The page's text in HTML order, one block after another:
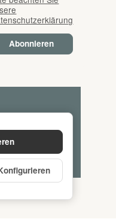
Abonnieren